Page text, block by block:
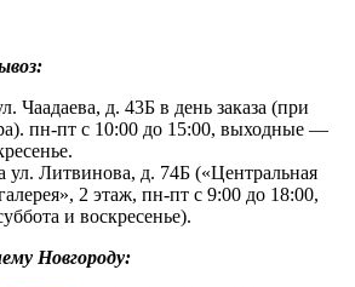
Чаадаева, д. 43Б в день заказа (при
пн-пт с 10:00 до 15:00, выходные —
ул. Литвинова, д. 74Б («Центральная
2 этаж, пн-пт с 9:00 до 18:00,
и воскресенье).
Новгороду: